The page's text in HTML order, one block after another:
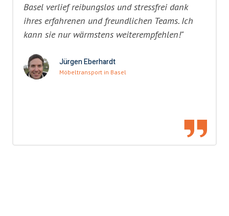
Basel verlief reibungslos und stressfrei dank
ihres erfahrenen und freundlichen Teams. Ich
kann sie nur wärmstens weiterempfehlen!"
Jürgen Eberhardt
Möbeltransport in Basel